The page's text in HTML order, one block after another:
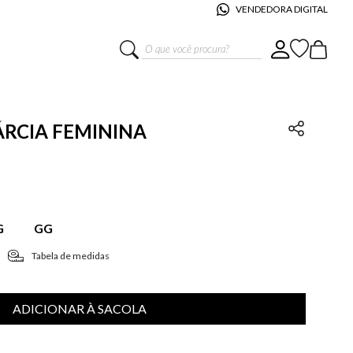
VENDEDORA DIGITAL
O que você procura?
FEMININA
GG
Tabela de medidas
ADICIONAR À SACOLA